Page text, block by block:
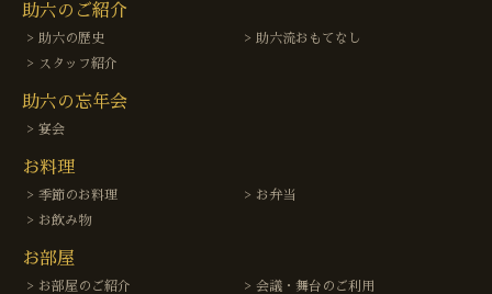
助六のご紹介
助六の歴史
助六流おもてなし
スタッフ紹介
助六の忘年会
宴会
お料理
季節のお料理
お弁当
お飲み物
お部屋
お部屋のご紹介
会議・舞台のご利用